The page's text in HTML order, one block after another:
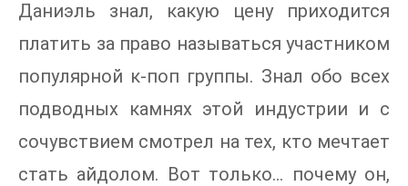
Даниэль знал, какую цену приходится
платить за право называться участником
популярной к-поп группы. Знал обо всех
подводных камнях этой индустрии и с
сочувствием смотрел на тех, кто мечтает
стать айдолом. Вот только… почему он,